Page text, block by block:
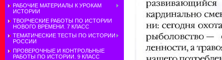
РАБОЧИЕ МАТЕРИАЛЫ К УРОКАМ
ИСТОРИИ
ТВОРЧЕСКИЕ РАБОТЫ ПО ИСТОРИИ
НОВОГО ВРЕМЕНИ. 7 КЛАСС
ТЕМАТИЧЕСКИЕ ТЕСТЫ ПО ИСТОРИИ
РОССИИ
ПРОВЕРОЧНЫЕ И КОНТРОЛЬНЫЕ
РАБОТЫ ПО ИСТОРИИ. 9 КЛАСС